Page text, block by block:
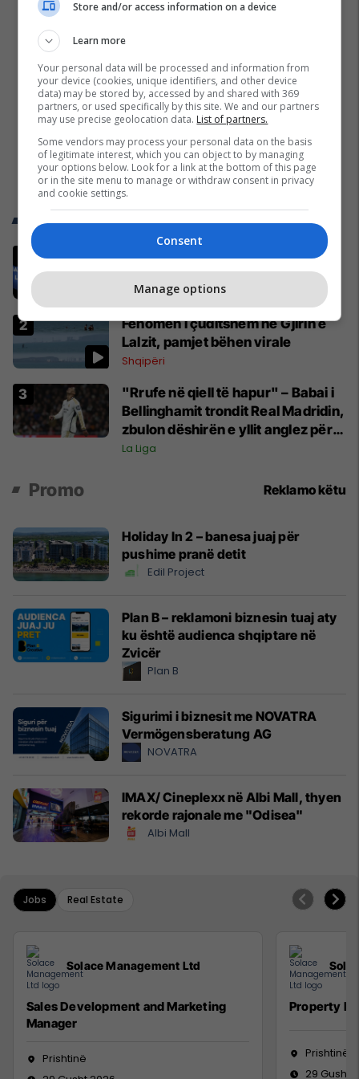
Trend Telegrafi
Gjithçka që ndodhi në Kuvendin e
jashtëzakonshëm të LDK-së
Politikë
Fenomen i çuditshëm në Gjirin e
Lalzit, pamjet bëhen virale
Shqipëri
"Rrufe në qiell të hapur" – Babai i
Bellinghamit trondit Real Madridin,
zbulon dëshirën e yllit anglez për
largim
La Liga
Promo Reklamo këtu
Holiday In 2 – banesa juaj për
pushime pranë detit
Edil Project
Plan B – reklamoni biznesin tuaj aty
ku është audienca shqiptare në
Zvicër
Plan B
Sigurimi i biznesit me NOVATRA
Vermögensberatung AG
NOVATRA
IMAX/ Cineplexx në Albi Mall, thyen
rekorde rajonale me "Odisea"
Albi Mall
Jobs Real Estate
Solace Management Ltd
Sales Development and Marketing
Manager
Prishtinë
Property
Prishtinë
29 Gusht
Store and/or access information on a device
Learn more
Your personal data will be processed and information from
your device (cookies, unique identifiers, and other device
data) may be stored by, accessed by and shared with 369
partners, or used specifically by this site. We and our partners
may use precise geolocation data. List of partners.
Some vendors may process your personal data on the basis
of legitimate interest, which you can object to by managing
your options below. Look for a link at the bottom of this page
or in the site menu to manage or withdraw consent in privacy
and cookie settings.
Consent
Manage options